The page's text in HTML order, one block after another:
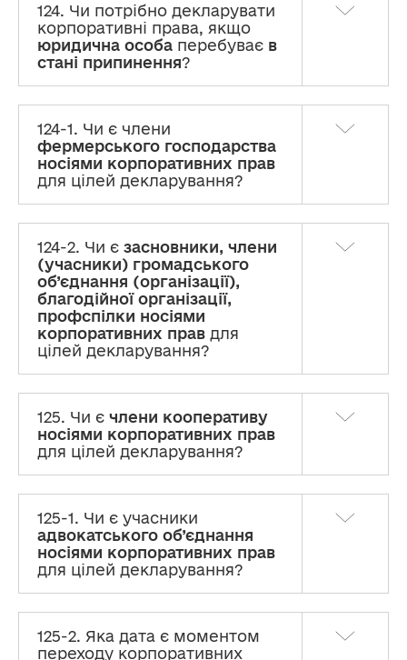
124. Чи потрібно декларувати
корпоративні права, якщо
юридична особа перебуває в
стані припинення?
124-1. Чи є члени
фермерського господарства
носіями корпоративних прав
для цілей декларування?
124-2. Чи є засновники, члени
(учасники) громадського
об’єднання (організації),
благодійної організації,
профспілки носіями
корпоративних прав для
цілей декларування?
125. Чи є члени кооперативу
носіями корпоративних прав
для цілей декларування?
125-1. Чи є учасники
адвокатського об’єднання
носіями корпоративних прав
для цілей декларування?
125-2. Яка дата є моментом
переходу корпоративних